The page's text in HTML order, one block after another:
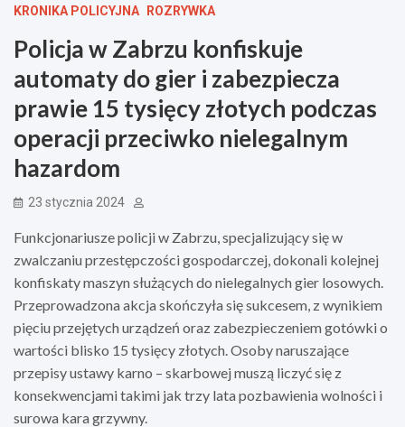
KRONIKA POLICYJNA ROZRYWKA
Policja w Zabrzu konfiskuje
automaty do gier i zabezpiecza
prawie 15 tysięcy złotych podczas
operacji przeciwko nielegalnym
hazardom
23 stycznia 2024
Funkcjonariusze policji w Zabrzu, specjalizujący się w
zwalczaniu przestępczości gospodarczej, dokonali kolejnej
konfiskaty maszyn służących do nielegalnych gier losowych.
Przeprowadzona akcja skończyła się sukcesem, z wynikiem
pięciu przejętych urządzeń oraz zabezpieczeniem gotówki o
wartości blisko 15 tysięcy złotych. Osoby naruszające
przepisy ustawy karno – skarbowej muszą liczyć się z
konsekwencjami takimi jak trzy lata pozbawienia wolności i
surowa kara grzywny.